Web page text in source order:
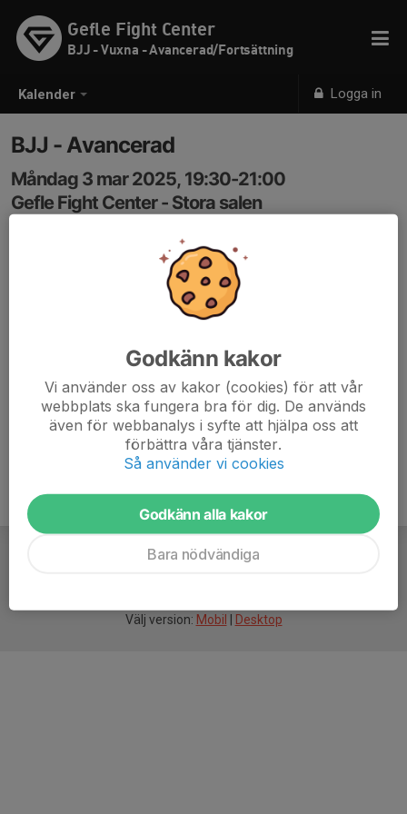
Kalender Logga in
Gefle Fight Center
BJJ - Vuxna - Avancerad/Fortsättning
BJJ - Avancerad
Måndag 3 mar 2025, 19:30-21:00
Gefle Fight Center - Stora salen
Välj version: Mobil Desktop
Godkänn kakor
Vi använder oss av kakor (cookies) för att vår
webbplats ska fungera bra för dig. De används
även för webbanalys i syfte att hjälpa oss att
förbättra våra tjänster.
Så använder vi cookies
Godkänn alla kakor
Bara nödvändiga